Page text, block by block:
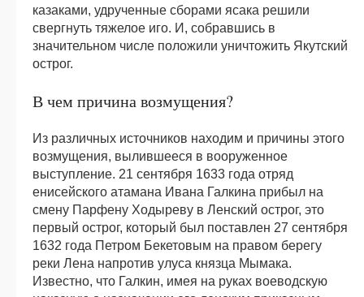
казаками, удрученные сборами ясака решили
свергнуть тяжелое иго. И, собравшись в
значительном числе положили уничтожить Якутский
острог.
В чем причина возмущения?
Из различных источников находим и причины этого
возмущения, вылившееся в вооруженное
выступление. 21 сентября 1633 года отряд
енисейского атамана Ивана Галкина прибыл на
смену Парфену Ходыреву в Ленский острог, это
первый острог, который был поставлен 27 сентября
1632 года Петром Бекетовым на правом берегу
реки Лена напротив улуса князца Мымака.
Известно, что Галкин, имея на руках воеводскую